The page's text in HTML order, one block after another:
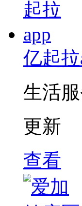
亿起拉
生活
更新
查看